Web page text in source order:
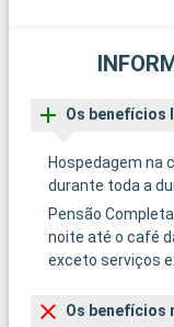
Os benefícios
Hospedagem na
durante toda a
Pensão
noite até o café
exceto serviços
Os benefícios